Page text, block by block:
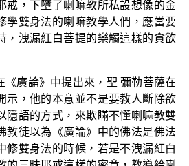
戒，下墮了喇嘛教所私設想像的金
學雙身法的喇嘛教學人們，應當要
，洩漏紅白菩提的樂觸這樣的貪欲
《廣論》中提出來，聖 彌勒菩薩在
示，他的本意並不是要教人斷除欲
隱語的方式，來欺瞞不懂喇嘛教雙
教徒以為《廣論》中的佛法是佛法
修雙身法的時候，若是不洩漏紅白